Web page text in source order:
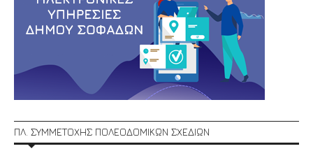
ΠΛ. ΣΥΜΜΕΤΟΧΗΣ ΠΟΛΕΟΔΟΜΙΚΩΝ ΣΧΕΔΙΩΝ